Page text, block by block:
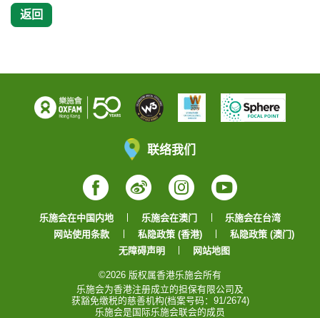
返回
联络我们
Facebook
WeiboInstagram
YouTube
乐施会在中国内地 乐施会在澳门
乐施会在台湾
网站使用条款
私隐政策 (香港)
私隐政策 (澳门)
无障碍声明
网站地图
©2026 版权属香港乐施会所有
乐施会为香港注册成立的担保有限公司及
获豁免缴税的慈善机构(档案号码：91/2674)
乐施会是国际乐施会联会的成员